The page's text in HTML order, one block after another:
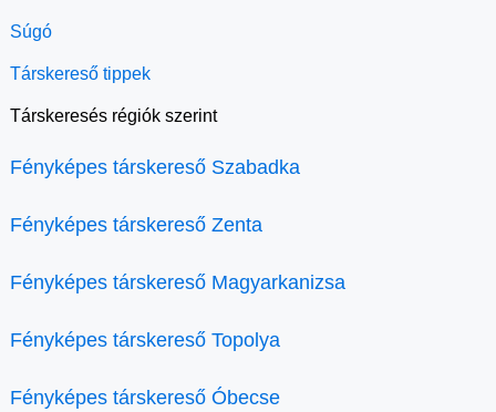
Súgó
Társkereső tippek
Társkeresés régiók szerint
Fényképes társkereső Szabadka
Fényképes társkereső Zenta
Fényképes társkereső Magyarkanizsa
Fényképes társkereső Topolya
Fényképes társkereső Óbecse